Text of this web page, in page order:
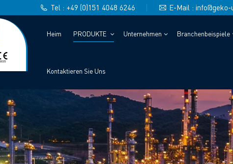
Tel : +49 (0)151 4048 6246 E-Mail :
Heim PRODUKTE Unternehmen Branchenbeispiele
Kontaktieren Sie Uns